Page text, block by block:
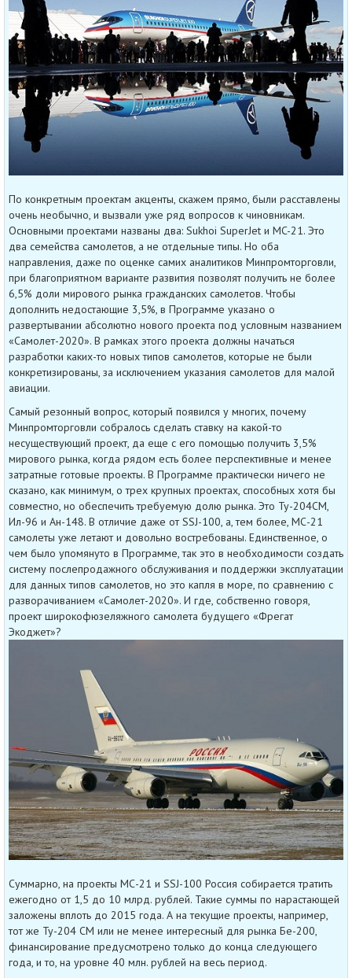
По конкретным проектам акценты, скажем прямо, были расставлены
очень необычно, и вызвали уже ряд вопросов к чиновникам.
Основными проектами названы два: Sukhoi SuperJet и MC-21. Это
два семейства самолетов, а не отдельные типы. Но оба
направления, даже по оценке самих аналитиков Минпромторговли,
при благоприятном варианте развития позволят получить не более
6,5% доли мирового рынка гражданских самолетов. Чтобы
дополнить недостающие 3,5%, в Программе указано о
развертывании абсолютно нового проекта под условным названием
«Самолет-2020». В рамках этого проекта должны начаться
разработки каких-то новых типов самолетов, которые не были
конкретизированы, за исключением указания самолетов для малой
авиации.
Самый резонный вопрос, который появился у многих, почему
Минпромторговли собралось сделать ставку на какой-то
несуществующий проект, да еще с его помощью получить 3,5%
мирового рынка, когда рядом есть более перспективные и менее
затратные готовые проекты. В Программе практически ничего не
сказано, как минимум, о трех крупных проектах, способных хотя бы
совместно, но обеспечить требуемую долю рынка. Это Ту-204СМ,
Ил-96 и Ан-148. В отличие даже от SSJ-100, а, тем более, МС-21
самолеты уже летают и довольно востребованы. Единственное, о
чем было упомянуто в Программе, так это в необходимости создать
систему послепродажного обслуживания и поддержки эксплуатации
для данных типов самолетов, но это капля в море, по сравнению с
разворачиванием «Самолет-2020». И где, собственно говоря,
проект широкофюзеляжного самолета будущего «Фрегат
Экоджет»?
Суммарно, на проекты МС-21 и SSJ-100 Россия собирается тратить
ежегодно от 1,5 до 10 млрд. рублей. Такие суммы по нарастающей
заложены вплоть до 2015 года. А на текущие проекты, например,
тот же Ту-204 СМ или не менее интересный для рынка Бе-200,
финансирование предусмотрено только до конца следующего
года, и то, на уровне 40 млн. рублей на весь период.